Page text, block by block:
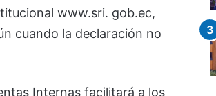
www.sri. gob.ec,
cuando la declaración no
Internas facilitará a los